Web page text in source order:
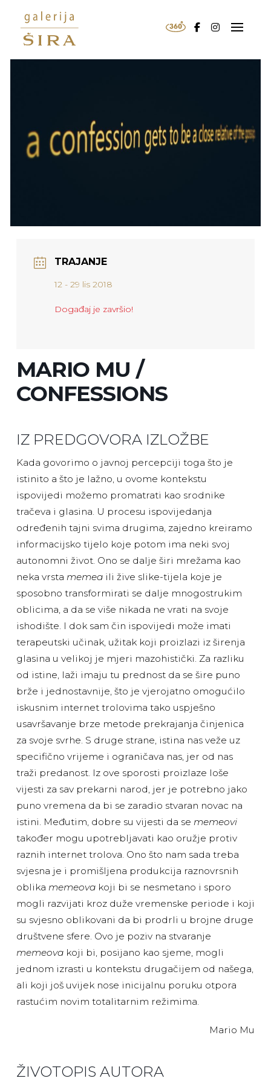
TRAJANJE
12 - 29 lis 2018
Događaj je završio!
MARIO MU /
CONFESSIONS
IZ PREDGOVORA IZLOŽBE
Kada govorimo o javnoj percepciji toga što je
istinito a što je lažno, u ovome kontekstu
ispovijedi možemo promatrati kao srodnike
tračeva i glasina. U procesu ispovijedanja
određenih tajni svima drugima, zajedno kreiramo
informacijsko tijelo koje potom ima neki svoj
autonomni život. Ono se dalje širi mrežama kao
neka vrsta memea ili žive slike-tijela koje je
sposobno transformirati se dalje mnogostrukim
oblicima, a da se više nikada ne vrati na svoje
ishodište. I dok sam čin ispovijedi može imati
terapeutski učinak, užitak koji proizlazi iz širenja
glasina u velikoj je mjeri mazohistički. Za razliku
od istine, laži imaju tu prednost da se šire puno
brže i jednostavnije, što je vjerojatno omogućilo
iskusnim internet trolovima tako uspješno
usavršavanje brze metode prekrajanja činjenica
za svoje svrhe. S druge strane, istina nas veže uz
specifično vrijeme i ograničava nas, jer od nas
traži predanost. Iz ove sporosti proizlaze loše
vijesti za sav prekarni narod, jer je potrebno jako
puno vremena da bi se zaradio stvaran novac na
istini. Međutim, dobre su vijesti da se memeovi
također mogu upotrebljavati kao oružje protiv
raznih internet trolova. Ono što nam sada treba
svjesna je i promišljena produkcija raznovrsnih
oblika memeova koji bi se nesmetano i sporo
mogli razvijati kroz duže vremenske periode i koji
su svjesno oblikovani da bi prodrli u brojne druge
društvene sfere. Ovo je poziv na stvaranje
memeovakoji bi, posijano kao sjeme, mogli
jednom izrasti u kontekstu drugačijem od našega,
ali koji još uvijek nose inicijalnu poruku otpora
rastućim novim totalitarnim režimima.
Mario Mu
ŽIVOTOPIS AUTORA